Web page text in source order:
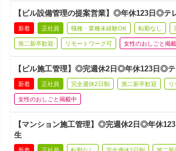
【ビル設備管理の提案営業】◎年休123日◎テ
新着 正社員 職種・業種未経験OK 転勤なし
第二新卒歓迎 リモートワーク可 女性のおしごと掲
【ビル施工管理】◎完週休2日◎年休123日◎
新着 正社員 完全週休2日制 第二新卒歓迎
女性のおしごと掲載中
【マンション施工管理】◎完週休2日◎年休
生